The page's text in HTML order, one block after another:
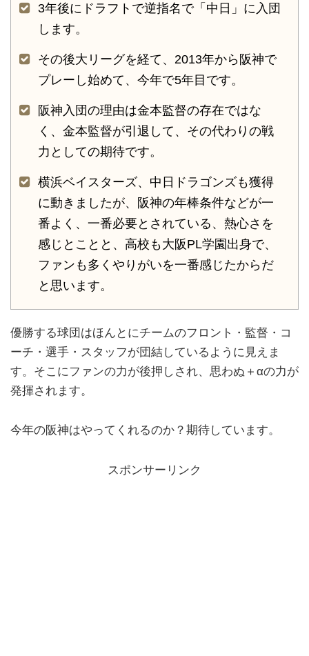
3年後にドラフトで逆指名で「中日」に入団
します。
その後大リーグを経て、2013年から阪神で
プレーし始めて、今年で5年目です。
阪神入団の理由は金本監督の存在ではな
く、金本監督が引退して、その代わりの戦
力としての期待です。
横浜ベイスターズ、中日ドラゴンズも獲得
に動きましたが、阪神の年棒条件などが一
番よく、一番必要とされている、熱心さを
感じとことと、高校も大阪PL学園出身で、
ファンも多くやりがいを一番感じたからだ
と思います。
優勝する球団はほんとにチームのフロント・監督・コ
ーチ・選手・スタッフが団結しているように見えま
す。そこにファンの力が後押しされ、思わぬ＋αの力が
発揮されます。
今年の阪神はやってくれるのか？期待しています。
スポンサーリンク